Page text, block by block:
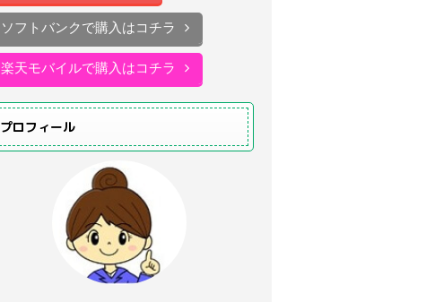
ソフトバンクで購入はコチラ
楽天モバイルで購入はコチラ
プロフィール